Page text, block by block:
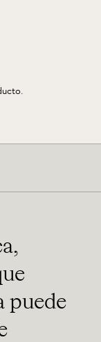
puede